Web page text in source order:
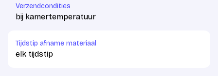
Verzendcondities
bij kamertemperatuur
Tijdstip afname materiaal
elk tijdstip